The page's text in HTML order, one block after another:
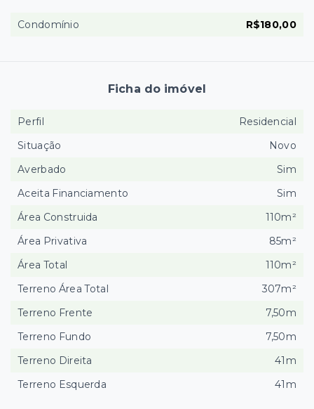
Condomínio R$180,00
Ficha do imóvel
Perfil
Residencial
Situação
Novo
Averbado
Sim
Aceita Financiamento
Sim
Área Construida
110m²
Área Privativa
85m²
Área Total
110m²
Terreno Área Total
307m²
Terreno Frente
7,50m
Terreno Fundo
7,50m
Terreno Direita
41m
Terreno Esquerda
41m